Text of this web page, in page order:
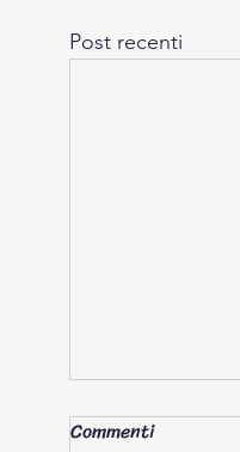
Post recenti
Commenti